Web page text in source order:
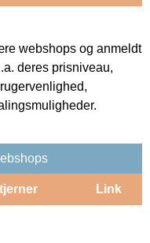
webshops og anmeldt
deres prisniveau,
Link